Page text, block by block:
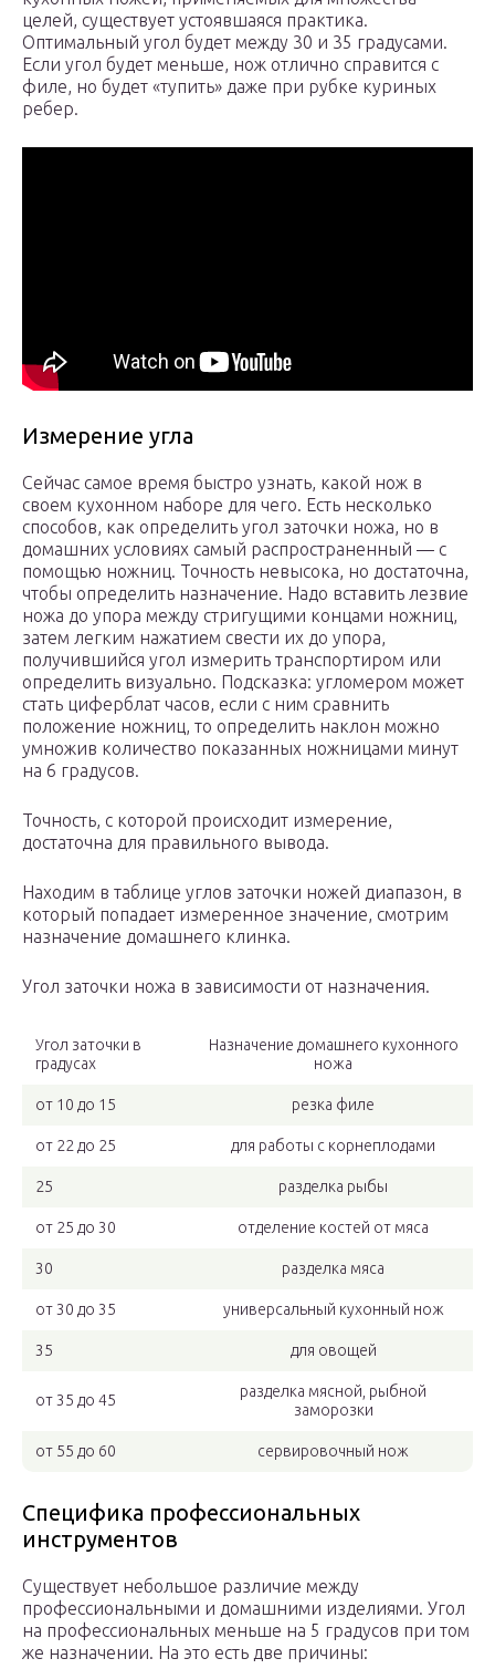
целей, существует устоявшаяся практика.
Оптимальный угол будет между 30 и 35 градусами.
Если угол будет меньше, нож отлично справится с
филе, но будет «тупить» даже при рубке куриных
ребер.
Измерение угла
Сейчас самое время быстро узнать, какой нож в
своем кухонном наборе для чего. Есть несколько
способов, как определить угол заточки ножа, но в
домашних условиях самый распространенный — с
помощью ножниц. Точность невысока, но достаточна,
чтобы определить назначение. Надо вставить лезвие
ножа до упора между стригущими концами ножниц,
затем легким нажатием свести их до упора,
получившийся угол измерить транспортиром или
определить визуально. Подсказка: угломером может
стать циферблат часов, если с ним сравнить
положение ножниц, то определить наклон можно
умножив количество показанных ножницами минут
на 6 градусов.
Точность, с которой происходит измерение,
достаточна для правильного вывода.
Находим в таблице углов заточки ножей диапазон, в
который попадает измеренное значение, смотрим
назначение домашнего клинка.
Угол заточки ножа в зависимости от назначения.
Угол заточки в
градусах
Назначение домашнего кухонного
ножа
от 10 до 15 резка филе
от 22 до 25 для работы с корнеплодами
25 разделка рыбы
от 25 до 30 отделение костей от мяса
30 разделка мяса
от 30 до 35 универсальный кухонный нож
35 для овощей
от 35 до 45
разделка мясной, рыбной
заморозки
от 55 до 60 сервировочный нож
Специфика профессиональных
инструментов
Существует небольшое различие между
профессиональными и домашними изделиями. Угол
на профессиональных меньше на 5 градусов при том
же назначении. На это есть две причины: